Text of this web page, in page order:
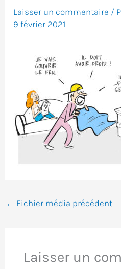
Laisser un commentaire /
9 février 2021
← Fichier média précédent
Laisser un